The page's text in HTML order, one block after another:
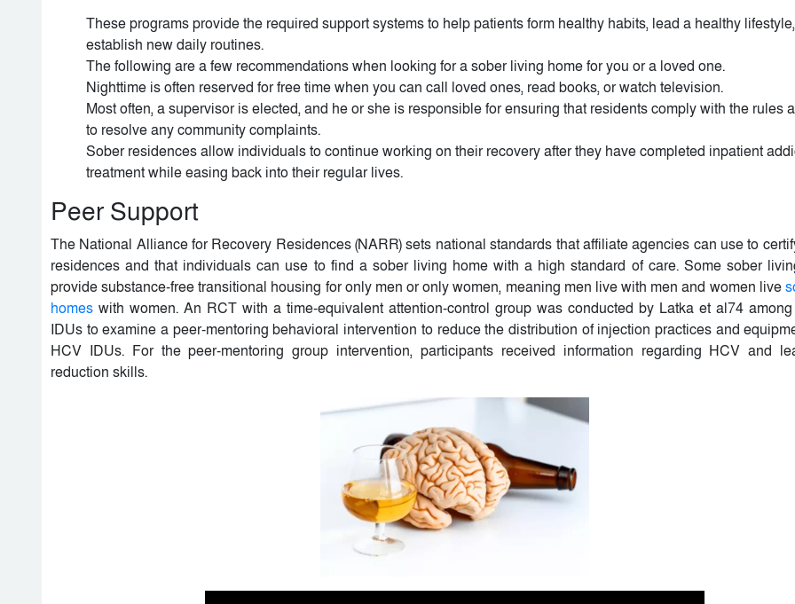
These programs provide the required support systems to help patients form healthy habits, lead a healthy
establish new daily routines.
The following are a few recommendations when looking for a sober living home for you or a loved one.
Nighttime is often reserved for free time when you can call loved ones, read books, or watch television.
Most often, a supervisor is elected, and he or she is responsible for ensuring that residents comply with the rules
to resolve any community complaints.
Sober residences allow individuals to continue working on their recovery after they have completed inpatient
treatment while easing back into their regular lives.
Peer Support
The National Alliance for Recovery Residences (NARR) sets national standards that affiliate agencies can use to
residences and that individuals can use to find a sober living home with a high standard of care. Some sober
provide substance-free transitional housing for only men or only women, meaning men live with men and women live
homes with women. An RCT with a time-equivalent attention-control group was conducted by Latka et al74
IDUs to examine a peer-mentoring behavioral intervention to reduce the distribution of injection practices and
HCV IDUs. For the peer-mentoring group intervention, participants received information regarding HCV and
reduction skills.